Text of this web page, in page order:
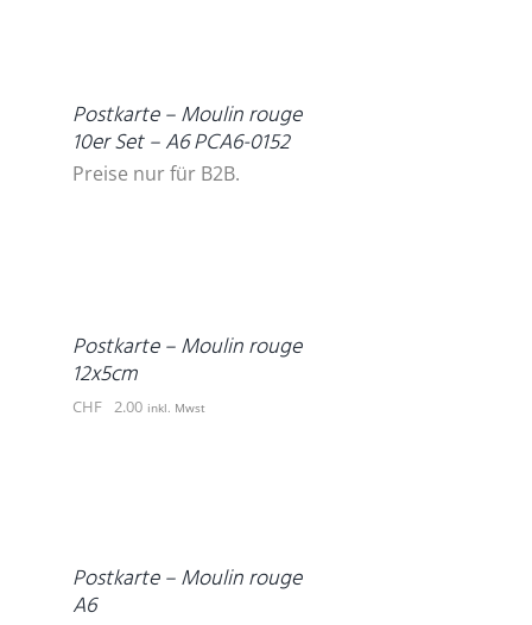
Postkarte – Moulin rouge
10er Set – A6 PCA6-0152
Preise nur für B2B.
Postkarte – Moulin rouge
12x5cm
CHF 2.00 inkl. Mwst
Postkarte – Moulin rouge
A6